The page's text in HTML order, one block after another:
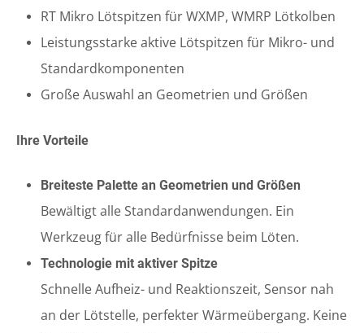
RT Mikro Lötspitzen für WXMP, WMRP Lötkolben
Leistungsstarke aktive Lötspitzen für Mikro- und
Standardkomponenten
Große Auswahl an Geometrien und Größen
Ihre Vorteile
Breiteste Palette an Geometrien und Größen
Bewältigt alle Standardanwendungen. Ein
Werkzeug für alle Bedürfnisse beim Löten.
Technologie mit aktiver Spitze
Schnelle Aufheiz- und Reaktionszeit, Sensor nah
an der Lötstelle, perfekter Wärmeübergang. Keine